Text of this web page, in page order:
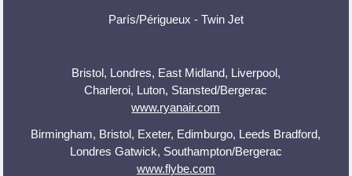
París/Périgueux - Twin Jet
Bristol, Londres, East Midland, Liverpool,
Charleroi, Luton, Stansted/Bergerac
www.ryanair.com
Birmingham, Bristol, Exeter, Edimburgo, Leeds Bradford,
Londres Gatwick, Southampton/Bergerac
www.flybe.com